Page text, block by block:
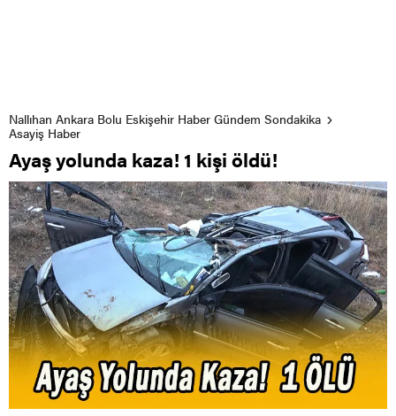
Nallıhan Ankara Bolu Eskişehir Haber Gündem Sondakika
Asayiş Haber
Ayaş yolunda kaza! 1 kişi öldü!